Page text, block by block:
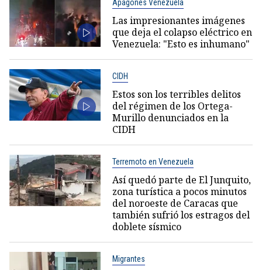
Apagones Venezuela
Las impresionantes imágenes
que deja el colapso eléctrico en
Venezuela: "Esto es inhumano"
CIDH
Estos son los terribles delitos
del régimen de los Ortega-
Murillo denunciados en la
CIDH
Terremoto en Venezuela
Así quedó parte de El Junquito,
zona turística a pocos minutos
del noroeste de Caracas que
también sufrió los estragos del
doblete sísmico
Migrantes